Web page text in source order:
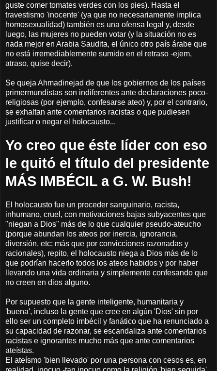
guste comer tomates verdes con los pies). Hasta el
travestismo 'inocente' (ya que no necesariamente implica
homosexualidad) también es una ofensa legal y, desde
luego, las mujeres no pueden votar (y la situación no es
nada mejor en Arabia Saudita, el único otro país árabe que
no está irremediablemente sumido en el retraso -ejem,
atraso, quise decir).
Se queja Ahmadinejad de que los gobiernos de los países
primermundistas son indiferentes ante declaraciones poco-
religiosas (por ejemplo, confesarse ateo) y, por el contrario,
se exhaltan ante comentarios racistas o que pudiesen
justificar o negar el holocausto...
Yo creo que éste líder con eso
le quitó el título del presidente
MÁS IMBÉCIL a G. W. Bush!
El holocausto fue un proceder sanguinario, racista,
inhumano, cruel, con motivaciones bajas subyacentes que
"niegan a Dios" más de lo que cualquier pseudo-ateucho
(porque abundan los ateos por inercia, ignorancia,
diversión, etc; más que por convicciones razonadas y
racionales), repito, el holocausto niega a Dios más de lo
que podrían hacerlo todos los ateos habidos y por haber
llevando una vida ordinaria y simplemente confesando que
no creen en dios alguno.
Por supuesto que la gente inteligente, humanitaria y
'buena', incluso la gente que cree en algún 'Dios' sin por
ello ser un completo imbécil y fanático que ha renunciado a
su capacidad de razonar, se escandaliza ante comentarios
racistas e ignorantes mucho más que ante comentarios
ateístas.
El ateísmo 'bien llevado' por una persona con cesos es, en